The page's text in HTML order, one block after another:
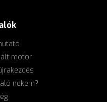
motor
nekem?